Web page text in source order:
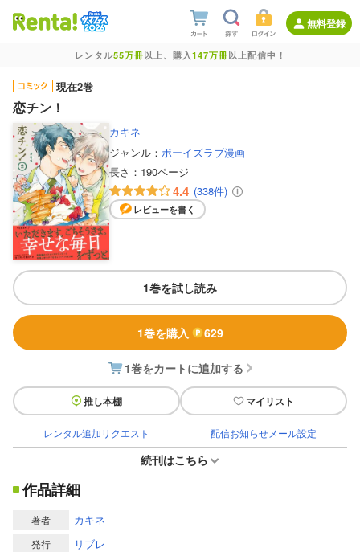
無料登録
レンタル55万冊以上、購入147万冊以上配信中！
現在2巻
恋チン！
カキネ
ジャンル： ボーイズラブ漫画
長さ： 190ページ
4.4 (338件)
レビューを書く
1巻を試し読み
1巻を購入 629
1巻をカートに追加する
推し本棚 マイリスト
レンタル追加リクエスト 配信お知らせメール設定
続刊はこちら
作品詳細
著者 カキネ
発行 リブレ